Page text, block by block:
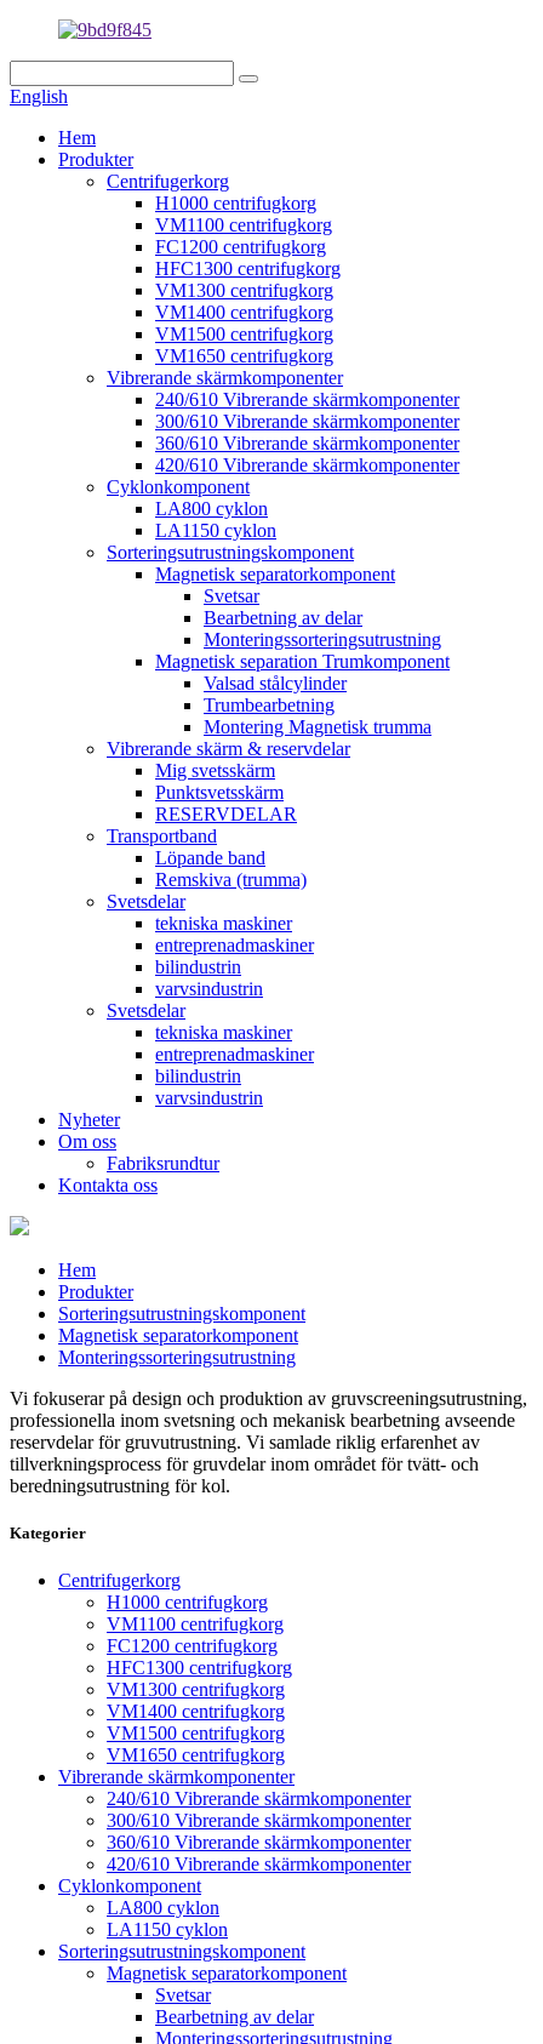
English
Hem
Produkter
Centrifugerkorg
H1000 centrifugkorg
VM1100 centrifugkorg
FC1200 centrifugkorg
HFC1300 centrifugkorg
VM1300 centrifugkorg
VM1400 centrifugkorg
VM1500 centrifugkorg
VM1650 centrifugkorg
Vibrerande skärmkomponenter
240/610 Vibrerande skärmkomponenter
300/610 Vibrerande skärmkomponenter
360/610 Vibrerande skärmkomponenter
420/610 Vibrerande skärmkomponenter
Cyklonkomponent
LA800 cyklon
LA1150 cyklon
Sorteringsutrustningskomponent
Magnetisk separatorkomponent
Svetsar
Bearbetning av delar
Monteringssorteringsutrustning
Magnetisk separation Trumkomponent
Valsad stålcylinder
Trumbearbetning
Montering Magnetisk trumma
Vibrerande skärm & reservdelar
Mig svetsskärm
Punktsvetsskärm
RESERVDELAR
Transportband
Löpande band
Remskiva (trumma)
Svetsdelar
tekniska maskiner
entreprenadmaskiner
bilindustrin
varvsindustrin
Svetsdelar
tekniska maskiner
entreprenadmaskiner
bilindustrin
varvsindustrin
Nyheter
Om oss
Fabriksrundtur
Kontakta oss
Hem
Produkter
Sorteringsutrustningskomponent
Magnetisk separatorkomponent
Monteringssorteringsutrustning
Vi fokuserar på design och produktion av gruvscreeningsutrustning,
professionella inom svetsning och mekanisk bearbetning avseende
reservdelar för gruvutrustning. Vi samlade riklig erfarenhet av
tillverkningsprocess för gruvdelar inom området för tvätt- och
beredningsutrustning för kol.
Kategorier
Centrifugerkorg
H1000 centrifugkorg
VM1100 centrifugkorg
FC1200 centrifugkorg
HFC1300 centrifugkorg
VM1300 centrifugkorg
VM1400 centrifugkorg
VM1500 centrifugkorg
VM1650 centrifugkorg
Vibrerande skärmkomponenter
240/610 Vibrerande skärmkomponenter
300/610 Vibrerande skärmkomponenter
360/610 Vibrerande skärmkomponenter
420/610 Vibrerande skärmkomponenter
Cyklonkomponent
LA800 cyklon
LA1150 cyklon
Sorteringsutrustningskomponent
Magnetisk separatorkomponent
Svetsar
Bearbetning av delar
Monteringssorteringsutrustning